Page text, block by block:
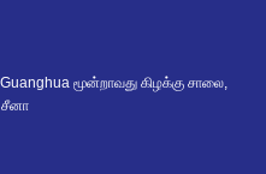
மூன்றாவது கிழக்கு சாலை,
சீனா